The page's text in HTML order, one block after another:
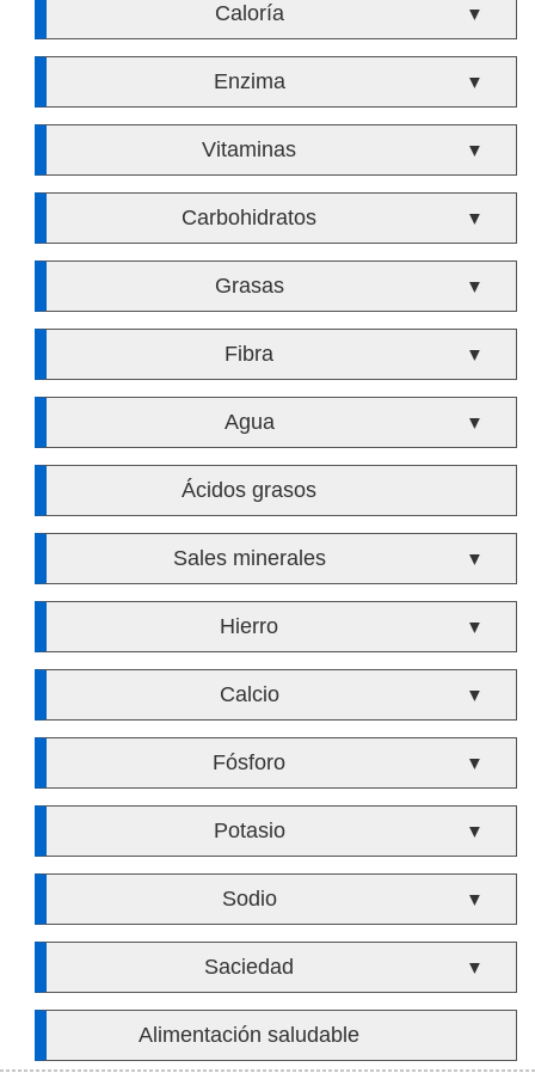
Caloría ▼
Enzima ▼
Vitaminas ▼
Carbohidratos ▼
Grasas ▼
Fibra ▼
Agua ▼
Ácidos grasos
Sales minerales ▼
Hierro ▼
Calcio ▼
Fósforo ▼
Potasio ▼
Sodio ▼
Saciedad ▼
Alimentación saludable